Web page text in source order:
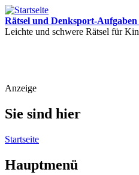
Rätsel und Denksport-
Leichte und schwere Rätsel für
Anzeige
Sie sind hier
Startseite
Hauptmenü